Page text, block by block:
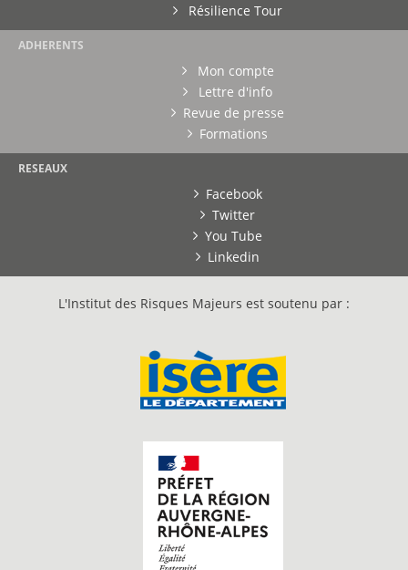
Résilience Tour
ADHERENTS
Mon compte
Lettre d'info
Revue de presse
Formations
RESEAUX
Facebook
Twitter
You Tube
Linkedin
L'Institut des Risques Majeurs est soutenu par :